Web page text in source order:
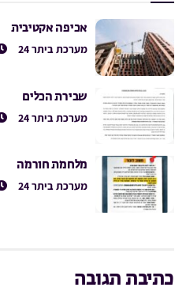
אכיפה אקטיבית
מערכת ביתר 24
שבירת הכלים
מערכת ביתר 24
מלחמת חורמה
מערכת ביתר 24
כתיבת תגובה